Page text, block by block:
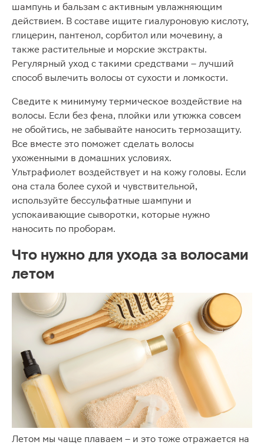
шампунь и бальзам с активным увлажняющим
действием. В составе ищите гиалуроновую кислоту,
глицерин, пантенол, сорбитол или мочевину, а
также растительные и морские экстракты.
Регулярный уход с такими средствами – лучший
способ вылечить волосы от сухости и ломкости.
Сведите к минимуму термическое воздействие на
волосы. Если без фена, плойки или утюжка совсем
не обойтись, не забывайте наносить термозащиту.
Все вместе это поможет сделать волосы
ухоженными в домашних условиях.
Ультрафиолет воздействует и на кожу головы. Если
она стала более сухой и чувствительной,
используйте бессульфатные шампуни и
успокаивающие сыворотки, которые нужно
наносить по проборам.
Что нужно для ухода за волосами
летом
Летом мы чаще плаваем – и это тоже отражается на